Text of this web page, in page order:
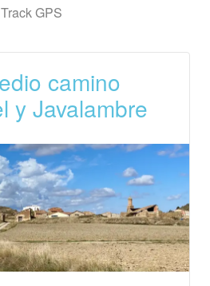
Track GPS
camino
y Javalambre